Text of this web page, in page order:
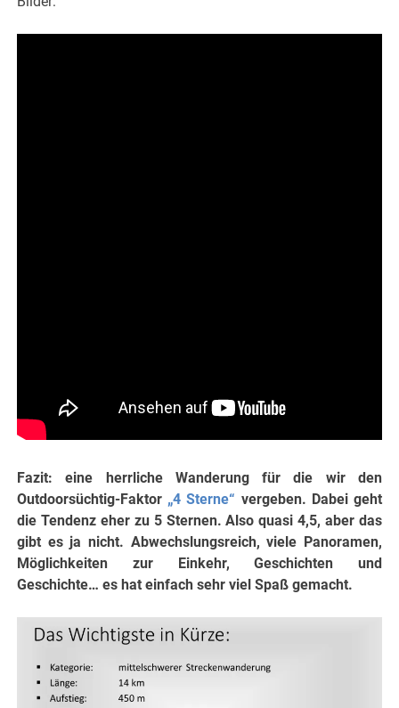
Fazit: eine herrliche Wanderung für die wir den
Outdoorsüchtig-Faktor „4 Sterne“ vergeben. Dabei geht
die Tendenz eher zu 5 Sternen. Also quasi 4,5, aber das
gibt es ja nicht. Abwechslungsreich, viele Panoramen,
Möglichkeiten zur Einkehr, Geschichten und
Geschichte… es hat einfach sehr viel Spaß gemacht.